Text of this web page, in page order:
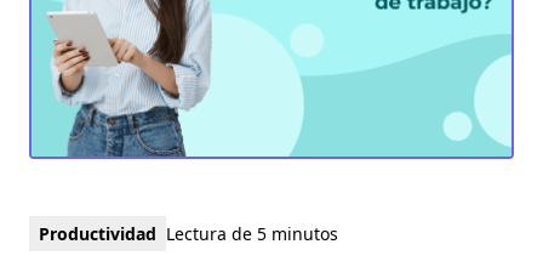
Productividad Lectura de 5 minutos